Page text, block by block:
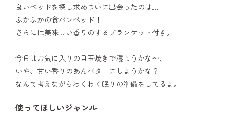
良いベッドを探し求めついに出会ったのは…
ふかふかの食パンベッド！
さらには美味しい香りのするブランケット付き。
今日はお気に入りの目玉焼きで寝ようかな〜、
いや、甘い香りのあんバターにしようかな？
なんて考えながらわくわく眠りの準備をしてるよ。
使ってほしいジャンル